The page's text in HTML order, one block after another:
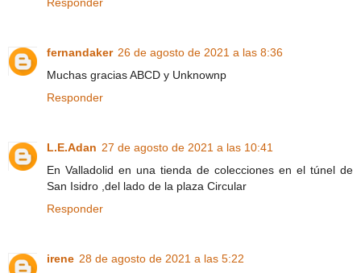
fernandaker 26 de agosto de 2021 a las 8:36
Muchas gracias ABCD y Unknownp
Responder
L.E.Adan 27 de agosto de 2021 a las 10:41
En Valladolid en una tienda de colecciones en el túnel de
San Isidro ,del lado de la plaza Circular
Responder
irene 28 de agosto de 2021 a las 5:22